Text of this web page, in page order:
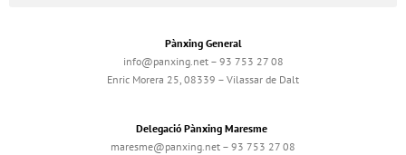
Pànxing General
info@panxing.net – 93 753 27 08
Enric Morera 25, 08339 – Vilassar de Dalt
Delegació Pànxing Maresme
maresme@panxing.net – 93 753 27 08